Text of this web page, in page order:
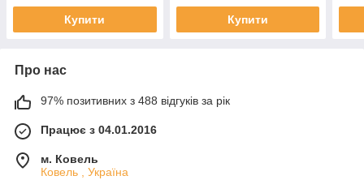
Купити Купити
Про нас
97% позитивних з 488 відгуків за рік
Працює з 04.01.2016
м. Ковель
Ковель , Україна